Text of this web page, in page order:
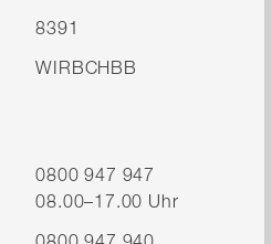
8391
WIRBCHBB
0800 947 947
08.00–17.00 Uhr